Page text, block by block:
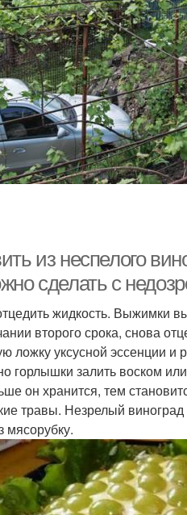
из неспелого
сделать с
жидкость. Выжимки
второго срока, снова
ложку уксусной эссенции
горлышки залить воском
он хранится, тем
травы. Незрелый
мясорубку.